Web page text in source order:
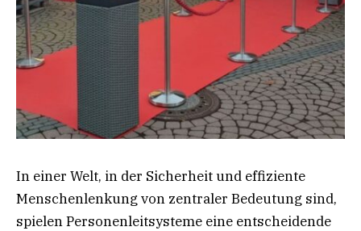
In einer Welt, in der Sicherheit und effiziente
Menschenlenkung von zentraler Bedeutung sind,
spielen Personenleitsysteme eine entscheidende